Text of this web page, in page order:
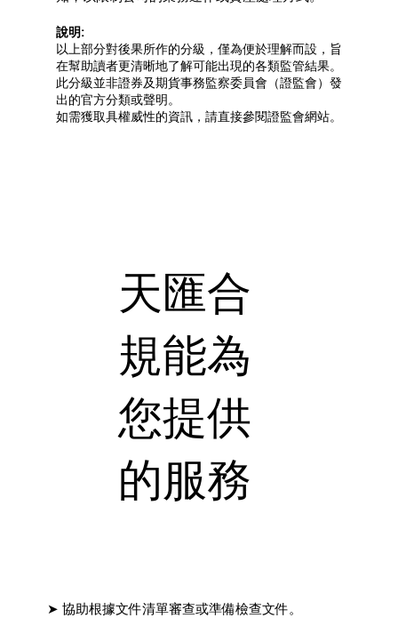
說明:
以上部分對後果所作的分級，僅為便於理解而設，旨
在幫助讀者更清晰地了解可能出現的各類監管結果。
此分級並非證券及期貨事務監察委員會（證監會）發
出的官方分類或聲明。
如需獲取具權威性的資訊，請直接參閱證監會網站。
➤ 協助根據文件清單審查或準備檢查文件。
天匯合
規能為
您提供
的服務